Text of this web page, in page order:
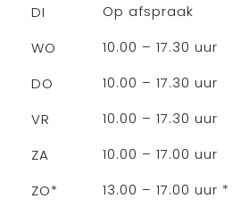
DI
Op afspraak
WO
10.00 – 17.30 uur
DO
10.00 – 17.30 uur
VR
10.00 – 17.30 uur
ZA
10.00 – 17.00 uur
ZO*
13.00 – 17.00 uur *